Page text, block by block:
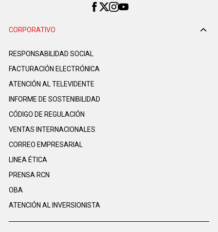
CORPORATIVO
RESPONSABILIDAD SOCIAL
FACTURACIÓN ELECTRÓNICA
ATENCIÓN AL TELEVIDENTE
INFORME DE SOSTENIBILIDAD
CÓDIGO DE REGULACIÓN
VENTAS INTERNACIONALES
CORREO EMPRESARIAL
LINEA ÉTICA
PRENSA RCN
OBA
ATENCIÓN AL INVERSIONISTA